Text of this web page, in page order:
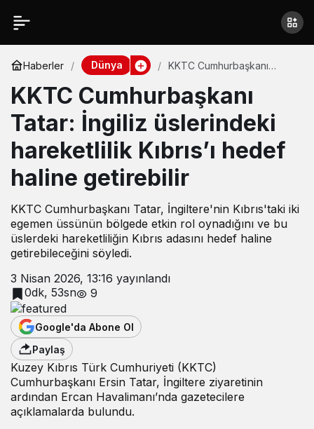
Haberler Dünya
KKTC Cumhurbaşkanı
hareketlilik Kıbrıs’ı hedef
haline getirebilir
KKTC Cumhurbaşkanı
Tatar: İngiliz üslerindeki
hareketlilik Kıbrıs’ı hedef
haline getirebilir
KKTC Cumhurbaşkanı Tatar, İngiltere'nin Kıbrıs'taki iki
egemen üssünün bölgede etkin rol oynadığını ve bu
üslerdeki hareketliliğin Kıbrıs adasını hedef haline
getirebileceğini söyledi.
3 Nisan 2026, 13:16 yayınlandı
0dk, 53sn
9
Google'da Abone Ol
Paylaş
Kuzey Kıbrıs Türk Cumhuriyeti (KKTC)
Cumhurbaşkanı Ersin Tatar, İngiltere ziyaretinin
ardından Ercan Havalimanı’nda gazetecilere
açıklamalarda bulundu.